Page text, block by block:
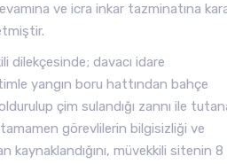
ve icra inkar tazminatına
dilekçesinde; davacı idare
yangın boru hattından bahçe
çim sulandığı zannı ile
görevlilerin bilgisizliği ve
kaynaklandığını, müvekkili sitenin 8